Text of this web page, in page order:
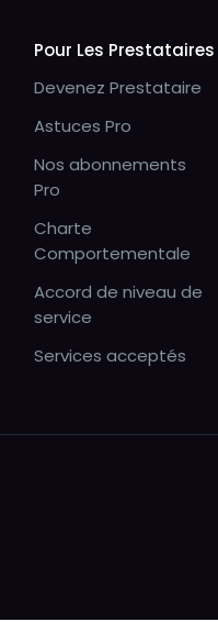
Pour Les Prestataires
Devenez Prestataire
Astuces Pro
Nos abonnements
Pro
Charte
Comportementale
Accord de niveau de
service
Services acceptés